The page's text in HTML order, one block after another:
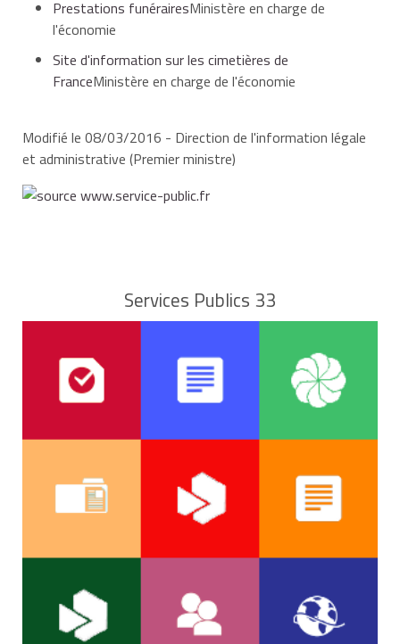
Prestations funérairesMinistère en charge de
l'économie
Site d'information sur les cimetières de
FranceMinistère en charge de l'économie
Modifié le 08/03/2016 - Direction de l'information légale
et administrative (Premier ministre)
Services Publics 33